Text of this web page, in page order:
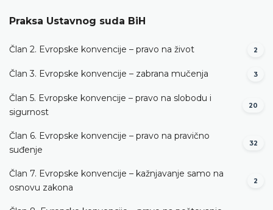
Praksa Ustavnog suda BiH
Član 2. Evropske konvencije – pravo na život 2
Član 3. Evropske konvencije – zabrana mučenja 3
Član 5. Evropske konvencije – pravo na slobodu i
sigurnost
20
Član 6. Evropske konvencije – pravo na pravično
suđenje
32
Član 7. Evropske konvencije – kažnjavanje samo na
osnovu zakona
2